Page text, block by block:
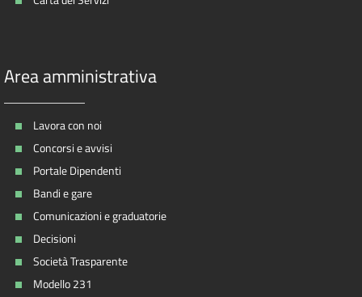
Area amministrativa
Lavora con noi
Concorsi e avvisi
Portale Dipendenti
Bandi e gare
Comunicazioni e graduatorie
Decisioni
Società Trasparente
Modello 231